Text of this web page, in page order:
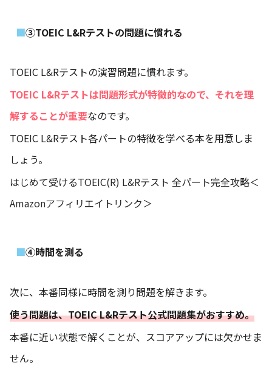
③TOEIC L&Rテストの問題に慣れる
TOEIC L&Rテストの演習問題に慣れます。
TOEIC L&Rテストは問題形式が特徴的なので、それを理
解することが重要なのです。
TOEIC L&Rテスト各パートの特徴を学べる本を用意しま
しょう。
はじめて受けるTOEIC(R) L&Rテスト 全パート完全攻略＜
Amazonアフィリエイトリンク＞
④時間を測る
次に、本番同様に時間を測り問題を解きます。
使う問題は、TOEIC L&Rテスト公式問題集がおすすめ。
本番に近い状態で解くことが、スコアアップには欠かせま
せん。